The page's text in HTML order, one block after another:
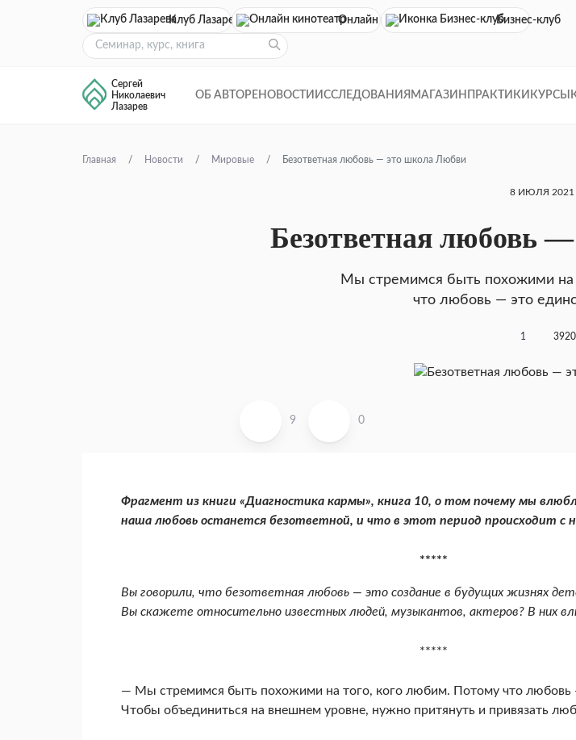
Клуб Лазарева Онлайн кинотеатр
Бизнес-клуб
Сергей
Николаевич
Лазарев
ОБ АВТОРЕ НОВОСТИ ИССЛЕДОВАНИЯ МАГАЗИН ПРАКТИКИ КУРСЫ
Главная Новости Мировые Безответная любовь — это школа Любви
8 ИЮЛЯ 2021
Безответная любовь
Мы стремимся быть похожими на
что любовь — это
1 3920
9 0
Фрагмент из книги «Диагностика кармы», книга 10, о том почему мы
наша любовь останется безответной, и что в этот период происходит с
*****
Вы говорили, что безответная любовь — это создание в будущих жизнях
Вы скажете относительно из­вестных людей, музыкантов, актеров? В них
*****
— Мы стремимся быть похожими на того, кого любим. Потому что любовь
Чтобы объединиться на внешнем уровне, нужно притянуть и привязать